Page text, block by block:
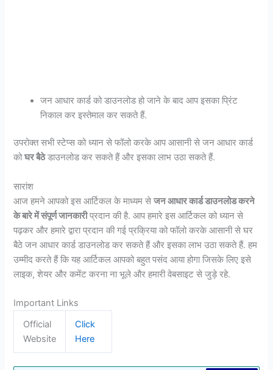
जन आधार कार्ड को डाउनलोड हो जाने के बाद आप इसका प्रिंट
निकाल कर इस्तेमाल कर सकते हैं.
उपरोक्त सभी स्टेप्स को ध्यान से फॉलो करके आप आसानी से जन आधार कार्ड
कोघर बैठेडाउनलोड कर सकते हैं और इसका लाभ उठा सकते हैं.
सारांश
आज हमने आपको इस आर्टिकल के माध्यम सेजन आधार कार्ड डाउनलोड करने
के बारे में संपूर्ण जानकारीप्रदान की है. आप हमारे इस आर्टिकल को ध्यान से
पढ़कर और हमारे द्वारा प्रदान की गई प्रक्रिया को फॉलो करके आसानी से घर
बैठे जन आधार कार्ड डाउनलोड कर सकते हैं और इसका लाभ उठा सकते हैं. हम
उम्मीद करते हैं कि यह आर्टिकल आपको बहुत पसंद आया होगा जिसके लिए इसे
लाइक, शेयर और कमेंट करना ना भूले और हमारी वेबसाइट से जुड़े रहे.
Important Links
Official
Website
Click
Here